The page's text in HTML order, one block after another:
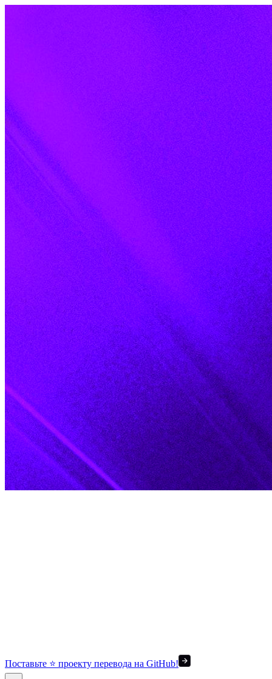
Поставьте ⭐ проекту перевода на GitHub!